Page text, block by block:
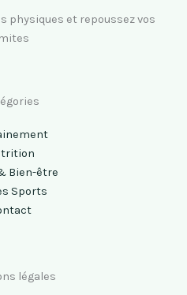
physiques et repoussez vos
Bien-être
Sports
légales